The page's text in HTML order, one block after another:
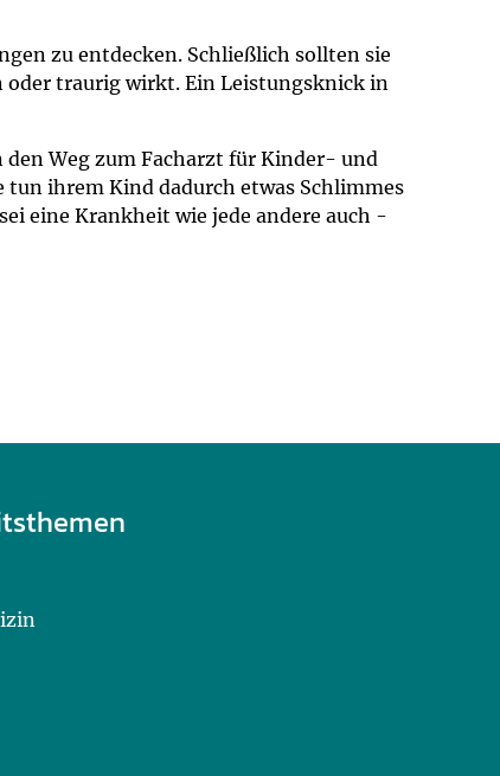
zu entdecken. Schließlich sollten sie
oder traurig wirkt. Ein Leistungsknick in
den Weg zum Facharzt für Kinder- und
tun ihrem Kind dadurch etwas Schlimmes
eine Krankheit wie jede andere auch -